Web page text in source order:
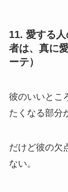
11. 愛する
者は、真に
ーテ）
彼のいいとこ
たくなる部分
だけど彼の欠
ない。